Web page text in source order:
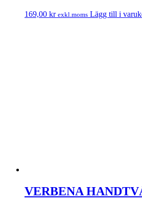
169,00 kr exkl.moms Lägg till i
VERBENA